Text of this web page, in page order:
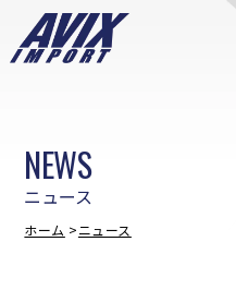
ニュース
NEWS
ホーム ニュース